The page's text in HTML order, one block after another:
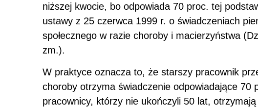
niższej kwocie, bo odpowiada 70 proc. tej
ustawy z 25 czerwca 1999 r. o świadczeniach
społecznego w razie choroby i macierzyństwa
zm.).
W praktyce oznacza to, że starszy pracownik
choroby otrzyma świadczenie odpowiadające 70
pracownicy, którzy nie ukończyli 50 lat,